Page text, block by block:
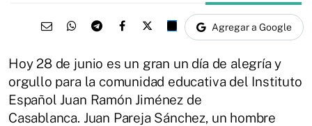
Agregar a Google
Hoy 28 de junio es un gran un día de alegría y
orgullo para la comunidad educativa del Instituto
Español Juan Ramón Jiménez de
Casablanca. Juan Pareja Sánchez, un hombre